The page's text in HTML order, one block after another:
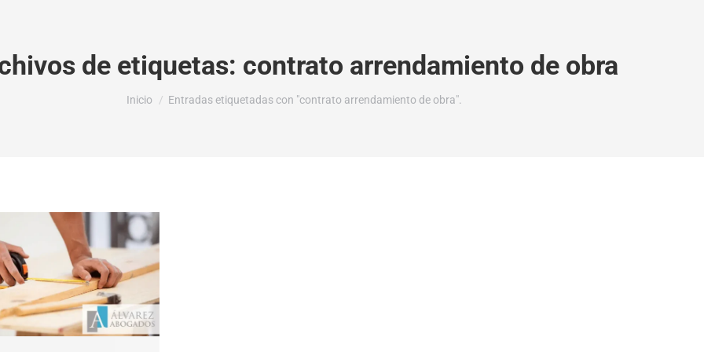
de etiquetas: contrato arrendamiento de obra
Estás aquí:
Inicio Entradas etiquetadas con "contrato arrendamiento de obra".